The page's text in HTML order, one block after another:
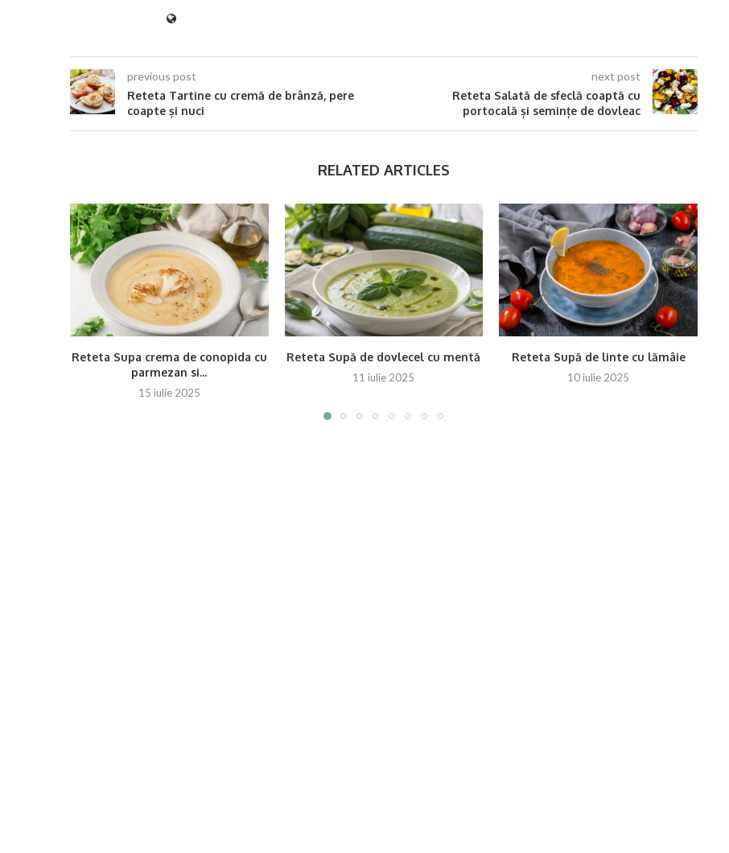
previous post
Reteta Tartine cu cremă de brânză, pere
coapte și nuci
next post
Reteta Salată de sfeclă coaptă cu
portocală și semințe de dovleac
RELATED ARTICLES
Reteta Supa crema de conopida cu
parmezan si...
15 iulie 2025
Reteta Supă de dovlecel cu mentă
11 iulie 2025
Reteta Supă de linte cu lămâie
10 iulie 2025